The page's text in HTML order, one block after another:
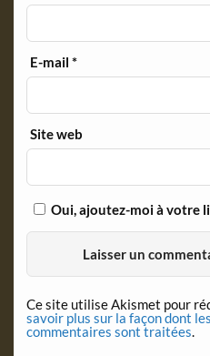
E-mail*
Site web
Oui, ajoutez-moi à votre
Ce site utilise Akismet pour
savoir plus sur la façon dont
commentaires sont traitées.